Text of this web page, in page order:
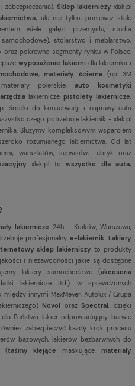
Sklep lakierniczy xlak.pl
ale nie tylko, ponieważ stale
wiele gałęzi przemysłu, studia
stolarstwo i meblarstwo,
oraz pokrewne segmenty rynku w Polsce.
wyposażenie lakierni dla lakiernika i
,materiały ścierne (np. 3M
polerskie,auto kosmetyki
lakiernicze,pistolety lakiernicze
środki do konserwacji i naprawy auta
czego potrzebuje lakiernik - xlak.pl
Służymy kompleksowym wsparciem
rozumianego lakiernictwa. Od lat
warsztatów, serwisów, fabryk oraz
xlak.pl to wszystko dla auta,
lakiernicze 24h - Kraków, Warszawa,
profesjonalnye-lakiernik Lakiery
sklep lakierniczy to produkty
i niezawodności jakie są dostępne
lakiery samochodowe (akcesoria
lakiernicze itd.) w sprawdzonych
innymi MaxMeyer, Autolux / Grupa
Novol orazSpectral
, dzięki
Państwa lakier odpowiadający barwie
zabezpieczyć każdy krok procesu
bazowych, lakierów bezbarwnych do
(taśmy klejące maskujące,materiały